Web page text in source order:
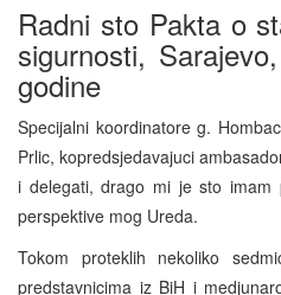
Radni sto Pakta o
sigurnosti,
godine
Specijalni koordinatore g.
Prlic, kopredsjedavajuci
i delegati, drago mi je sto
perspektive mog Ureda.
Tokom proteklih nekoliko
predstavnicima iz BiH i